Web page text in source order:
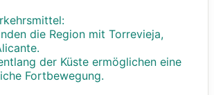
die Region mit Torrevieja,
der Küste ermöglichen eine
Fortbewegung.